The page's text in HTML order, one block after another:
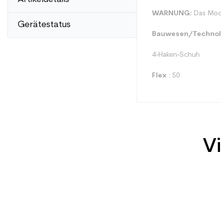
Gerätestatus
WARNUNG: Das
Bauwesen/
4-Haken-Schuh
Flex : 50